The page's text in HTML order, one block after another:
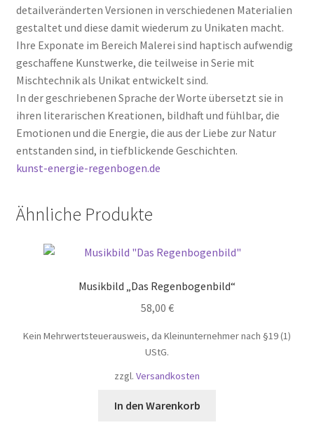
detailveränderten Versionen in verschiedenen Materialien
gestaltet und diese damit wiederum zu Unikaten macht.
Ihre Exponate im Bereich Malerei sind haptisch aufwendig
geschaffene Kunstwerke, die teilweise in Serie mit
Mischtechnik als Unikat entwickelt sind.
In der geschriebenen Sprache der Worte übersetzt sie in
ihren literarischen Kreationen, bildhaft und fühlbar, die
Emotionen und die Energie, die aus der Liebe zur Natur
entstanden sind, in tiefblickende Geschichten.
kunst-energie-regenbogen.de
Ähnliche Produkte
Musikbild „Das Regenbogenbild“
58,00 €
Kein Mehrwertsteuerausweis, da Kleinunternehmer nach §19 (1)
UStG.
zzgl. Versandkosten
In den Warenkorb